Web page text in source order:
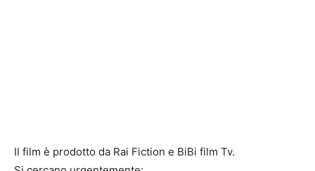
Il film è prodotto da Rai Fiction e BiBi film Tv.